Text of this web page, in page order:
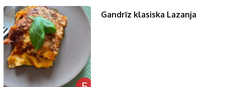
Gandrīz klasiska Lazanja